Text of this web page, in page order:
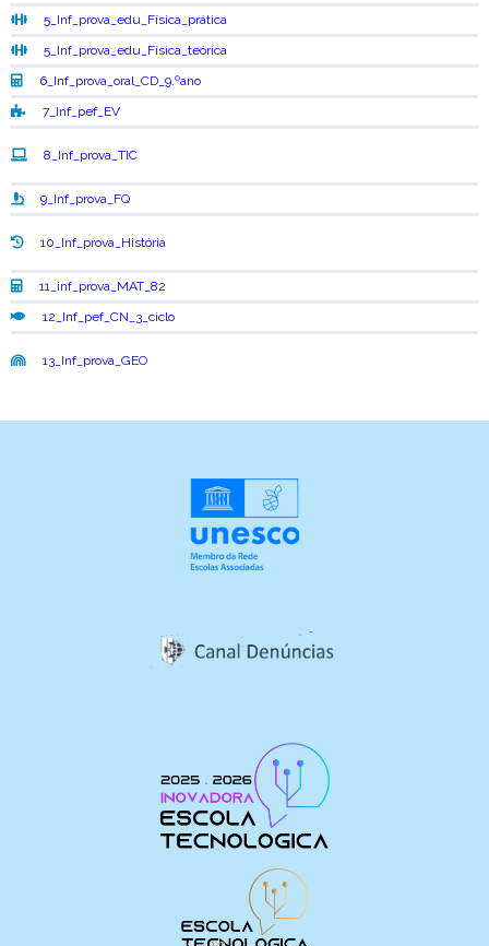
5_Inf_prova_edu_Física_prática
5_Inf_prova_edu_Física_teórica
6_Inf_prova_oral_CD_9.ºano
7_Inf_pef_EV
8_Inf_prova_TIC
9_Inf_prova_FQ
10_Inf_prova_História
11_inf_prova_MAT_82
12_Inf_pef_CN_3_ciclo
13_Inf_prova_GEO